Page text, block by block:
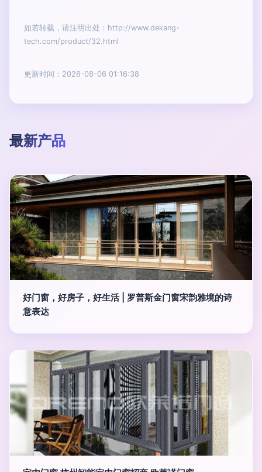
如若转载，请注明出处：http://www.dekang-
tech.com/product/32.html
更新时间：2026-08-06 01:16:38
最新产品
好门窗，好房子，好生活 | 罗普斯金门窗宋韵雅境的诗
意表达